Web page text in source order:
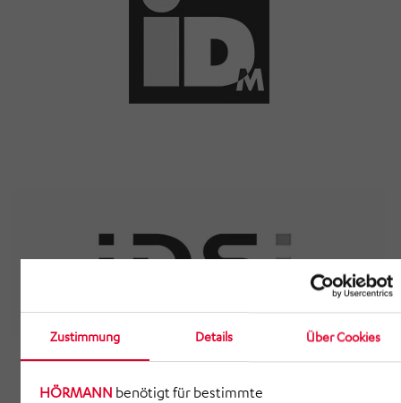
Zustimmung Details Über Cookies
HÖRMANN benötigt für bestimmte